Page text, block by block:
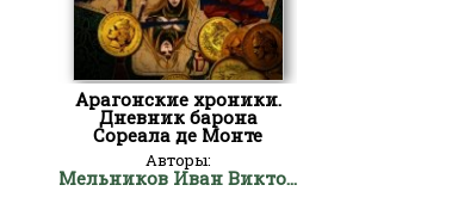
Арагонские хроники.
Дневник барона
Сореала де Монте
Авторы:
Мельников Иван Викторович